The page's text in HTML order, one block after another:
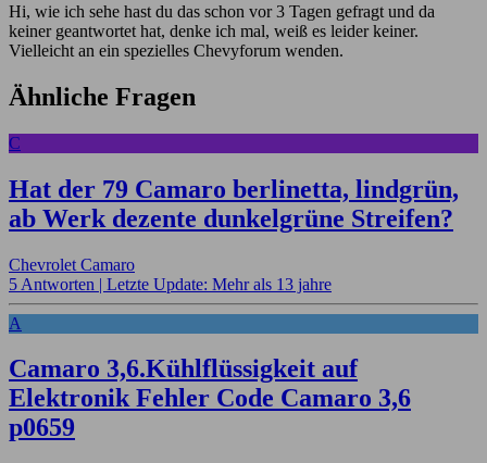
Hi, wie ich sehe hast du das schon vor 3 Tagen gefragt und da
keiner geantwortet hat, denke ich mal, weiß es leider keiner.
Vielleicht an ein spezielles Chevyforum wenden.
Ähnliche Fragen
C
Hat der 79 Camaro berlinetta, lindgrün,
ab Werk dezente dunkelgrüne Streifen?
Chevrolet Camaro
5 Antworten | Letzte Update: Mehr als 13 jahre
A
Camaro 3,6.Kühlflüssigkeit auf
Elektronik Fehler Code Camaro 3,6
p0659